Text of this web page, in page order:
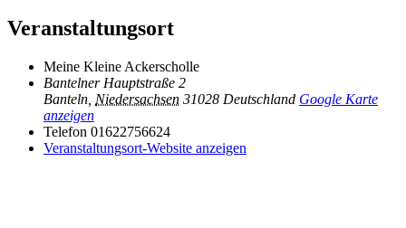
Veranstaltungsort
Meine Kleine Ackerscholle
Bantelner Hauptstraße 2
Banteln Niedersachsen 31028 Deutschland Google Karte
anzeigen
Telefon 01622756624
Veranstaltungsort-Website anzeigen